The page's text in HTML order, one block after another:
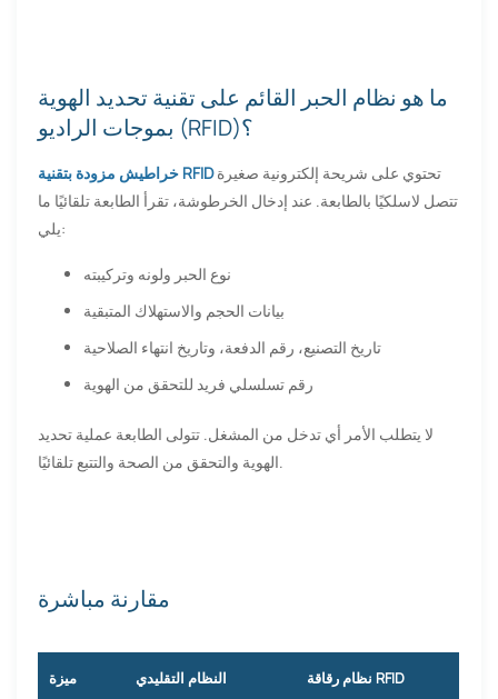
ما هو نظام الحبر القائم على تقنية تحديد الهوية
بموجات الراديو (RFID)؟
خراطيش مزودة بتقنية RFIDتحتوي على شريحة إلكترونية صغيرة
تتصل لاسلكيًا بالطابعة. عند إدخال الخرطوشة، تقرأ الطابعة تلقائيًا ما
يلي:
نوع الحبر ولونه وتركيبته
بيانات الحجم والاستهلاك المتبقية
تاريخ التصنيع، رقم الدفعة، وتاريخ انتهاء الصلاحية
رقم تسلسلي فريد للتحقق من الهوية
لا يتطلب الأمر أي تدخل من المشغل. تتولى الطابعة عملية تحديد
الهوية والتحقق من الصحة والتتبع تلقائيًا.
مقارنة مباشرة
ميزة النظام التقليدي نظام رقاقة RFID